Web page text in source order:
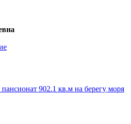
902.1 кв.м на берегу моря